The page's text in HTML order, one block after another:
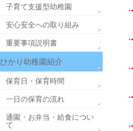
子育て支援型幼稚園
安心安全への取り組み
重要事項説明書
ひかり幼稚園紹介
保育日・保育時間
一日の保育の流れ
通園・お弁当・給食につい
て